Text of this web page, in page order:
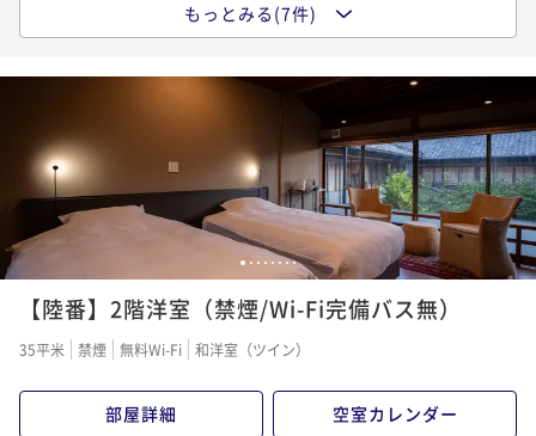
【井筒楼】【ご夕食無し】遅い時間からのご来館でも
ＯＫ！チェックイン２１時まで「朝食付きプラン」
IN 15:00 - 21:00 OUT10:00
ポイント即利用で最大7％OFF
¥37,400~
2名 ¥ 34,782 ~
ポイントアップ
【井筒楼】旬を迎えた鮮度抜群の地魚や貝を存分に！
夕食スタンダード「お糸路プラン」【Relux限定】
ポイント即利用で最大17％OFF
もっとみる(7件)
1 2 3 4 5678
【陸番】2階洋室（禁煙/Wi-Fi完備バス無）
35平米 禁煙 無料Wi-Fi 和洋室（ツイン）
部屋詳細 空室カレンダー